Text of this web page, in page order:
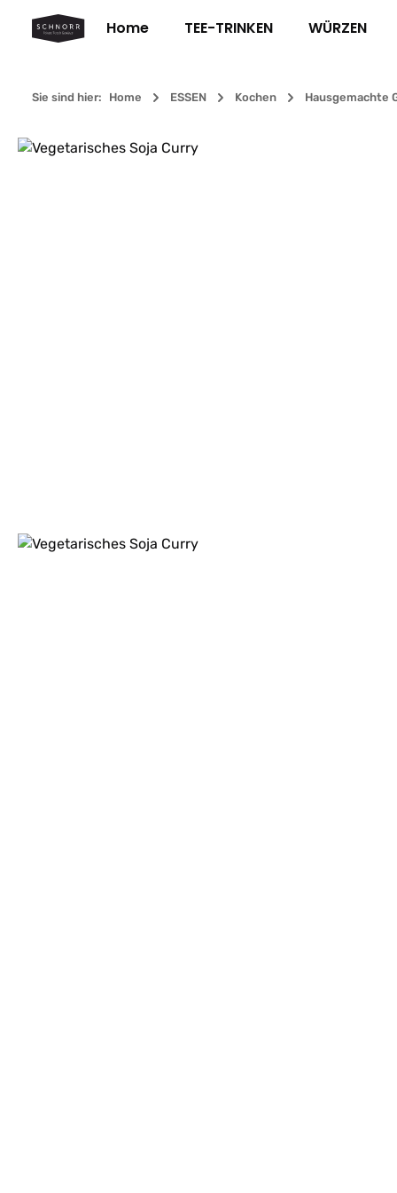
Hauptinhalt springen
Zur Suche springen
Zur Hauptnavigation springen
Home TEE-TRINKEN WÜRZEN
Sie sind hier: Home ESSEN Kochen Hausgemachte
Bildergalerie überspringen